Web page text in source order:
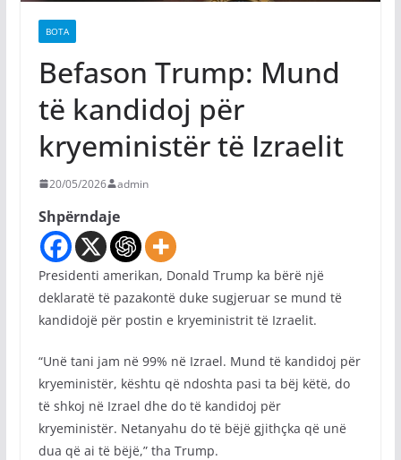
BOTA
Befason Trump: Mund
të kandidoj për
kryeministër të Izraelit
20/05/2026 admin
Shpërndaje
Presidenti amerikan, Donald Trump ka bërë një
deklaratë të pazakontë duke sugjeruar se mund të
kandidojë për postin e kryeministrit të Izraelit.
“Unë tani jam në 99% në Izrael. Mund të kandidoj për
kryeministër, kështu që ndoshta pasi ta bëj këtë, do
të shkoj në Izrael dhe do të kandidoj për
kryeministër. Netanyahu do të bëjë gjithçka që unë
dua që ai të bëjë,” tha Trump.